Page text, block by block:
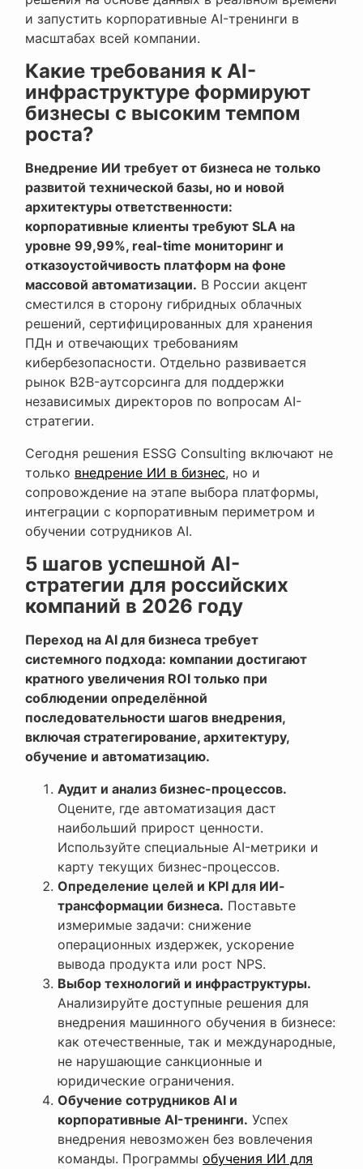
и запустить корпоративные AI-тренинги в
масштабах всей компании.
Какие требования к AI-
инфраструктуре формируют
бизнесы с высоким темпом
роста?
Внедрение ИИ требует от бизнеса не только
развитой технической базы, но и новой
архитектуры ответственности:
корпоративные клиенты требуют SLA на
уровне 99,99%, real-time мониторинг и
отказоустойчивость платформ на фоне
массовой автоматизации. В России акцент
сместился в сторону гибридных облачных
решений, сертифицированных для хранения
ПДн и отвечающих требованиям
кибербезопасности. Отдельно развивается
рынок B2B-аутсорсинга для поддержки
независимых директоров по вопросам AI-
стратегии.
Сегодня решения ESSG Consulting включают не
только внедрение ИИ в бизнес, но и
сопровождение на этапе выбора платформы,
интеграции с корпоративным периметром и
обучении сотрудников AI.
5 шагов успешной AI-
стратегии для российских
компаний в 2026 году
Переход на AI для бизнеса требует
системного подхода: компании достигают
кратного увеличения ROI только при
соблюдении определённой
последовательности шагов внедрения,
включая стратегирование, архитектуру,
обучение и автоматизацию.
Аудит и анализ бизнес-процессов.
Оцените, где автоматизация даст
наибольший прирост ценности.
Используйте специальные AI-метрики и
карту текущих бизнес-процессов.
Определение целей и KPI для ИИ-
трансформации бизнеса. Поставьте
измеримые задачи: снижение
операционных издержек, ускорение
вывода продукта или рост NPS.
Выбор технологий и инфраструктуры.
Анализируйте доступные решения для
внедрения машинного обучения в бизнесе:
как отечественные, так и международные,
не нарушающие санкционные и
юридические ограничения.
Обучение сотрудников AI и
корпоративные AI-тренинги. Успех
внедрения невозможен без вовлечения
команды. Программы обучения ИИ для